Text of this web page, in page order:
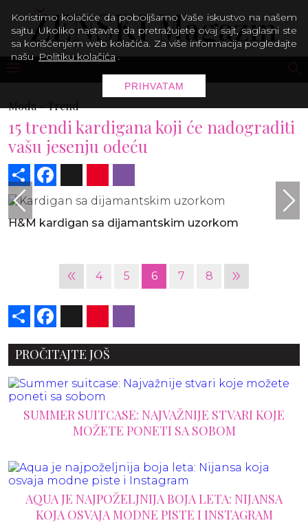
Moda -Trend
15 trendi kardigana koji će nadograditi
vašu jesenju odeću
Share
H&M kardigan sa dijamantskim uzorkom
« 4 5 6 7 8 »
Share
PROČITAJTE JOŠ
SUMMER SUITCASE: NAJVAŽNIJE STVARI KOJE
MOŽETE PONETI SA SOBOM
AQUA JE NAJPOŽELJNIJA BOJA LETA: NIJANSA
KOJA OSVAJA MODNE PISTE I INSTAGRAM
Koristimo kolačiće da poboljšamo Vaše iskustvo na našem
sajtu. Ukoliko nastavite da pretražujete ovaj sajt, saglasni ste
sa korišćenjem web kolačića. Za više informacija pogledajte
našu Politiku kolačića .
PRIHVATAM